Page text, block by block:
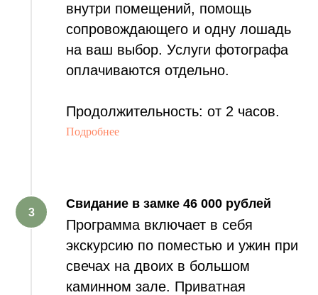
внутри помещений, помощь
сопровождающего и одну лошадь
на ваш выбор. Услуги фотографа
оплачиваются отдельно.
Продолжительность: от 2 часов.
Подробнее
Свидание в замке 46 000 рублей
Программа включает в себя
экскурсию по поместью и ужин при
свечах на двоих в большом
каминном зале. Приватная